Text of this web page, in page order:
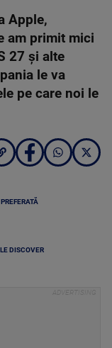
Apple,
am primit mici
27 și alte
le va
pe care noi le
DISCOVER